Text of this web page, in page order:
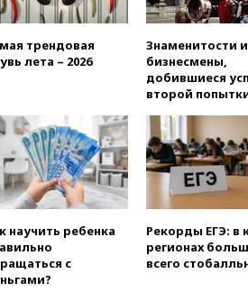
трендовая
лета – 2026
Знаменитости и
бизнесмены,
добившиеся
второй
научить ребенка
с
Рекорды ЕГЭ: в
регионах
всего